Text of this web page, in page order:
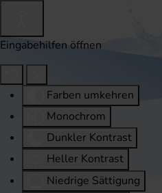
Eingabehilfen öffnen
Farben umkehren
Monochrom
Dunkler Kontrast
Heller Kontrast
Niedrige Sättigung